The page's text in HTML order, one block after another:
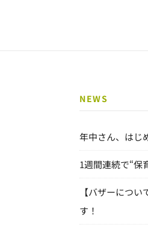
NEWS
年中さん、はじ
1週間連続で“保
【バザーにつ
す！